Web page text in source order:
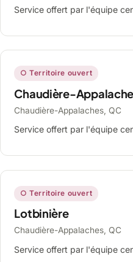
Service offert par l'équipe
○ Territoire ouvert
Chaudière-
Chaudière-Appalaches, QC
Service offert par l'équipe
○ Territoire ouvert
Lotbinière
Chaudière-Appalaches, QC
Service offert par l'équipe